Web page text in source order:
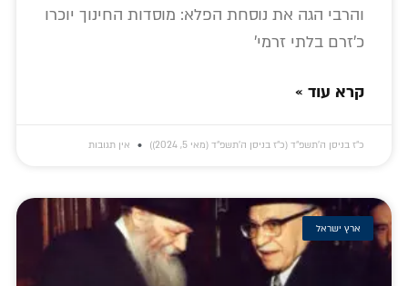
והרבי הגה את נוסחת הפלא: מוסדות החינוך יוכרו
כ'זרם בלתי זרמי'
קרא עוד »
כ״ז בניסן ה׳תשפ״ד (כ״ז בניסן ה׳תשפ״ד (מאי 5, 2024)) אין תגובות
ארץ ישראל